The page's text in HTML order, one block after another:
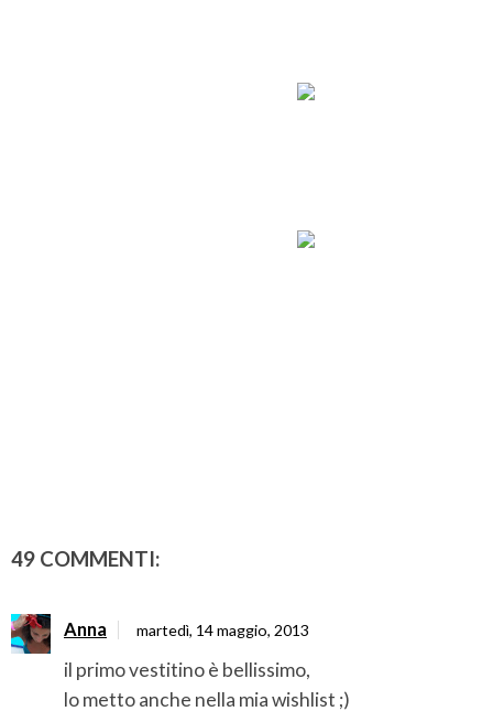
49 COMMENTI:
Anna martedì, 14 maggio, 2013
il primo vestitino è bellissimo,
lo metto anche nella mia wishlist ;)